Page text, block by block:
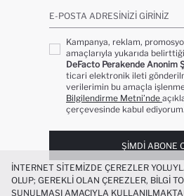
E-POSTA ADRESINIZI GIRINIZ
Kampanya, reklam,
amaçlarıyla yukarıda
DeFacto Perakende Anonim
ticari elektronik ileti
verilerimin bu amaçla
Bilgilendirme Metni’nde
çerçevesinde kabul ediyorum.
ŞIMDI ABONE
İNTERNET SITEMIZDE ÇEREZLER
OLUP; GEREKLI OLAN ÇEREZLER, BILGI
SUNULMASI AMACIYLA